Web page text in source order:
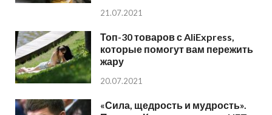
21.07.2021
Топ-30 товаров с AliExpress,
которые помогут вам пережить
жару
20.07.2021
«Сила, щедрость и мудрость».